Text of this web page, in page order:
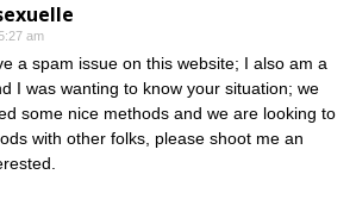
am
a spam issue on this website; I also am a
I was wanting to know your situation; we
some nice methods and we are looking to
with other folks, please shoot me an